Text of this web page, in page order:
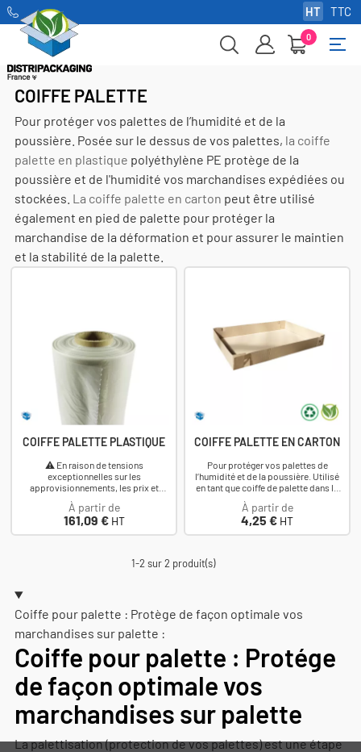
HT TTC
0 ☰
COIFFE PALETTE
Pour protéger vos palettes de l’humidité et de la
poussière. Posée sur le dessus de vos palettes, la coiffe
palette en plastique polyéthylène PE protège de la
poussière et de l'humidité vos marchandises expédiées ou
stockées. La coiffe palette en carton peut être utilisé
également en pied de palette pour protéger la
marchandise de la déformation et pour assurer le maintien
et la stabilité de la palette.
COIFFE PALETTE PLASTIQUE
⚠️ En raison de tensions
exceptionnelles sur les
approvisionnements, les prix et
délais de ce produit sont
susceptibles d’évoluer. Nous vous...
À partir de
Prix
161,09 € HT
COIFFE PALETTE EN CARTON
Pour protéger vos palettes de
l’humidité et de la poussière. Utilisé
en tant que coiffe de palette dans le
but de protéger la marchandise de
la...
À partir de
Prix
4,25 € HT
1-2 sur 2 produit(s)
Coiffe pour palette : Protège de façon optimale vos
marchandises sur palette :
Coiffe pour palette : Protége
de façon optimale vos
marchandises sur palette
La palettisation (protection de vos palettes) est une étape